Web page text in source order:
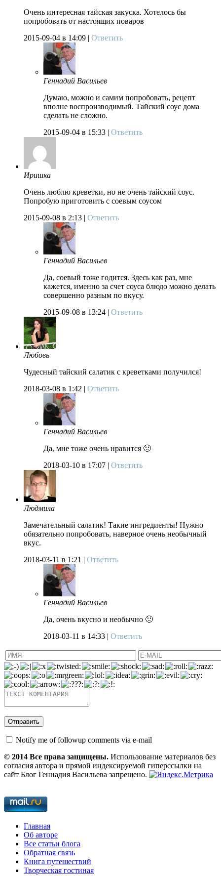
Очень интересная тайская закуска. Хотелось бы
попробовать от настоящих поваров
2015-09-04 в 14:09 | Ответить
Геннадий Васильев
Думаю, можно и самим попробовать, рецепт
вполне воспроизводимый. Тайский соус дома
сделать не сложно.
2015-09-04 в 15:33 | Ответить
Иришка
Очень люблю креветки, но не очень тайский соус.
Попробую приготовить с соевым соусом
2015-09-08 в 2:13 | Ответить
Геннадий Васильев
Да, соевый тоже годится. Здесь как раз, мне
кажется, именно за счет соуса блюдо можно делать
совершенно разным по вкусу.
2015-09-08 в 13:24 | Ответить
Любовь
Чудесный тайский салатик с креветками получился!
2018-03-08 в 1:42 | Ответить
Геннадий Васильев
Да, мне тоже очень нравится 🙂
2018-03-10 в 17:07 | Ответить
Людмила
Замечательный салатик! Такие ингредиенты! Нужно
обязательно попробовать, наверное очень необычный
вкус.
2018-03-11 в 1:21 | Ответить
Геннадий Васильев
Да, очень вкусно и необычно 🙂
2018-03-11 в 14:33 | Ответить
Notify me of followup comments via e-mail
© 2014 Все права защищены. Использование материалов без
согласия автора и прямой индексируемой гиперссылки на
сайт Блог Геннадия Васильева запрещено.
Главная
Об авторе
Все статьи блога
Обратная связь
Книга путешествий
Творческая гостиная